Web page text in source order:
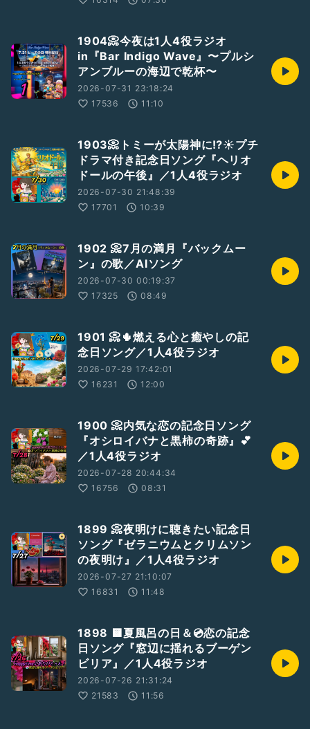
1904📀今夜は1人4役ラジオ
in『Bar Indigo Wave』〜プルシ
アンブルーの海辺で乾杯〜
2026-07-31 23:18:24
17536
11:10
1903📀トミーが太陽神に⁉️☀️プチ
ドラマ付き記念日ソング『ヘリオ
ドールの午後』／1人4役ラジオ
2026-07-30 21:48:39
17701
10:39
1902 📀7月の満月『バックムー
ン』の歌／AIソング
2026-07-30 00:19:37
17325
08:49
1901 📀🌵燃える心と癒やしの記
念日ソング／1人4役ラジオ
2026-07-29 17:42:01
16231
12:00
1900 📀内気な恋の記念日ソング
『オシロイバナと黒柿の奇跡』💕
／1人4役ラジオ
2026-07-28 20:44:34
16756
08:31
1899 📀夜明けに聴きたい記念日
ソング『ゼラニウムとクリムソン
の夜明け』／1人4役ラジオ
2026-07-27 21:10:07
16831
11:48
1898 🟨夏風呂の日＆💿恋の記念
日ソング『窓辺に揺れるブーゲン
ビリア』／1人4役ラジオ
2026-07-26 21:31:24
21583
11:56